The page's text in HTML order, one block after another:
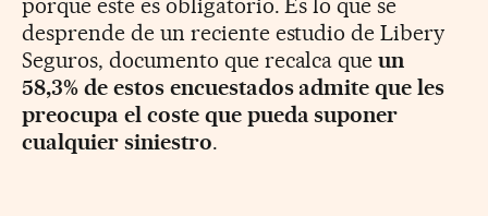
desprende de un reciente estudio de Libery
Seguros, documento que recalca queun
58,3% de estos encuestados admite que les
preocupa el coste que pueda suponer
cualquier siniestro.